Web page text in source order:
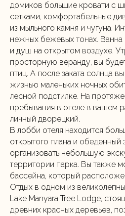
домиков большие кровати с
сетками, комфортабельные
из мыльного камня и чугуна.
нежных бежевых тонах. Ванна
и душ на открытом воздухе.
просторную веранду, вы
птиц. А после заката солнца
жизнью маленьких ночных
лесной подстилке. На
пребывания в отеле в вашем
личный дворецкий.
В лобби отеля находится
открытого плана и обеденный
организовать небольшую
территории парка. Вы также
бассейна, который
Отдых в одном из
Lake Manyara Tree Lodge,
древних красных деревьев,